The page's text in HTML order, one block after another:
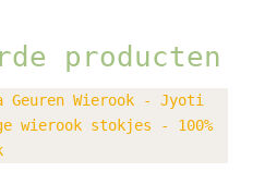
producten